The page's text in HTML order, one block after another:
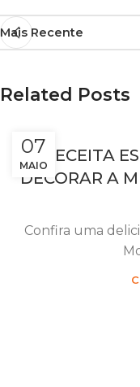
Mais Recente
Related Posts
07
MAIO
RECEITA
DECORAR A
Confira uma